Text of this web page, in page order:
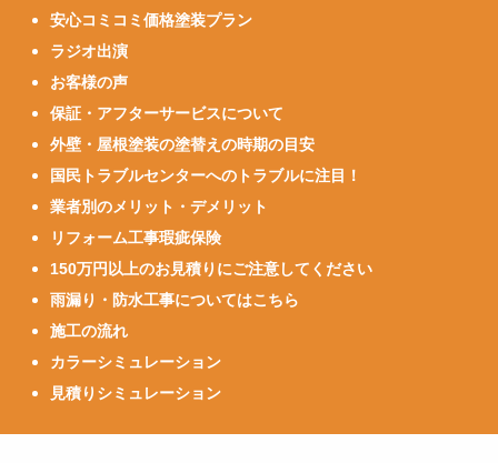
安心コミコミ価格塗装プラン
ラジオ出演
お客様の声
保証・アフターサービスについて
外壁・屋根塗装の塗替えの時期の目安
国民トラブルセンターへのトラブルに注目！
業者別のメリット・デメリット
リフォーム工事瑕疵保険
150万円以上のお見積りにご注意してください
雨漏り・防水工事についてはこちら
施工の流れ
カラーシミュレーション
見積りシミュレーション